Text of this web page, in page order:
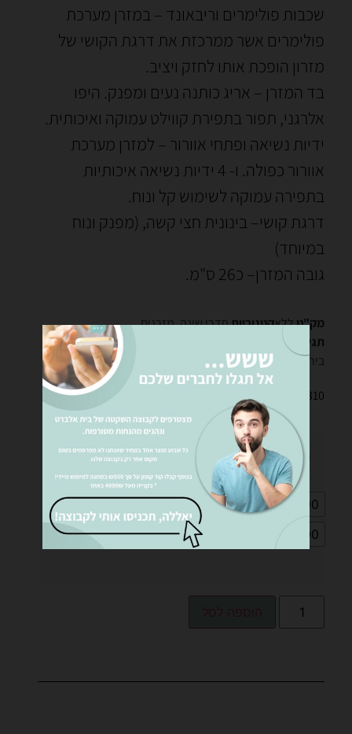
שכבות פולימרים וריבאונד – במזרן מערכת
פולימרים אשר ממרכזת את דרגת הקושי של
מזרון הופכת אותו לחזק ויציב.
בד המזרן – אריג כותנה נעים ומפנק. היפו
אלרגני, תפור בתפירת קווילט עמוקה ואיכותית.
ידיות נשיאה ופתחי אוורור – למזרן מערכת
אוורור כפולה. ו- 4 ידיות נשיאה איכותיות
בתפירה עמוקה לשימוש קל ונוח.
דרגת קושי– בינונית חצי קשה, (מפנק ונוח
במיוחד)
גובה המזרן– כ26 ס"מ.
מק"טללאקטגוריותחדרי שינה,מזרנים
תגיות
חנות מזרנים בירושלים מזרני קינג דיוויד,מזרנים
בירושלים
4,310
₪5,799
מידות מזרן
140x190
140x200
160x200
180x200
200x200